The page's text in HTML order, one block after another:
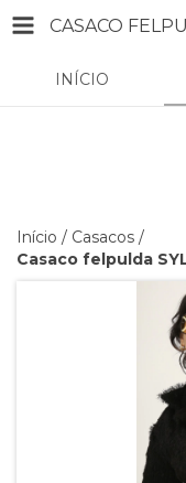
INÍCIO
Início / Casacos /
Casaco felpulda